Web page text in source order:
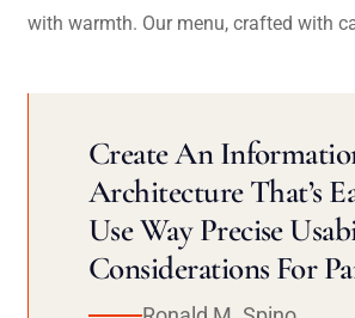
with warmth. Our menu, crafted with
Create An
Architecture That’s
Use Way Precise
Considerations For